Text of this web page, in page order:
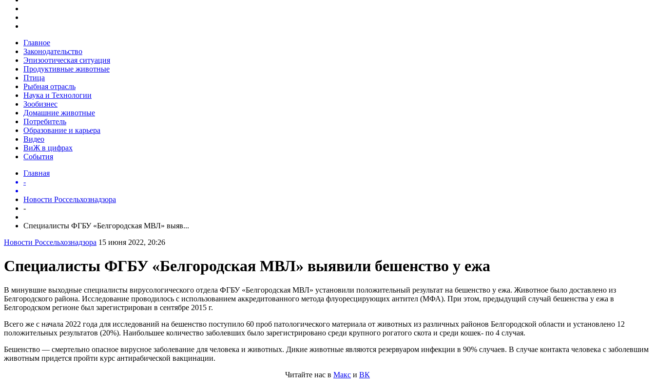
Главное
Законодательство
Эпизоотическая ситуация
Продуктивные животные
Птица
Рыбная отрасль
Наука и Технологии
Зообизнес
Домашние животные
Потребитель
Образование и карьера
Видео
ВиЖ в цифрах
События
Главная
-
Новости Россельхознадзора
-
Специалисты ФГБУ «Белгородская МВЛ» выяв...
Новости Россельхознадзора 15 июня 2022, 20:26
Специалисты ФГБУ «Белгородская МВЛ» выявили бешенство у ежа
В минувшие выходные специалисты вирусологического отдела ФГБУ «Белгородская МВЛ» установили положительный результат на бешенство у ежа. Животное было доставлено из
Белгородского района. Исследование проводилось с использованием аккредитованного метода флуоресцирующих антител (МФА). При этом, предыдущий случай бешенства у ежа в
Белгородском регионе был зарегистрирован в сентябре 2015 г.
Всего же с начала 2022 года для исследований на бешенство поступило 60 проб патологического материала от животных из различных районов Белгородской области и установлено 12
положительных результатов (20%). Наибольшее количество заболевших было зарегистрировано среди крупного рогатого скота и среди кошек- по 4 случая.
Бешенство — смертельно опасное вирусное заболевание для человека и животных. Дикие животные являются резервуаром инфекции в 90% случаев. В случае контакта человека с заболевшим
животным придется пройти курс антирабической вакцинации.
Читайте нас в Макс и ВК